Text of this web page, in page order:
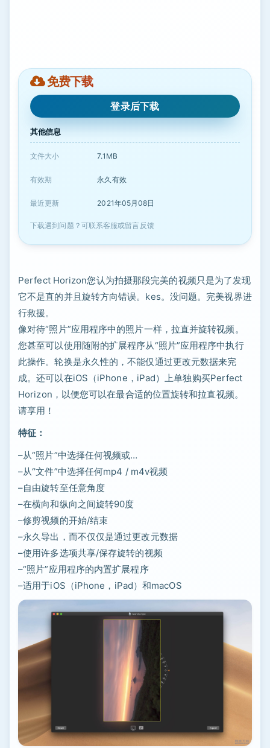
免费下载
登录后下载
其他信息
文件大小 7.1MB
有效期 永久有效
最近更新 2021年05月08日
下载遇到问题？可联系客服或留言反馈
Perfect Horizo​​n您认为拍摄那段完美的视频只是为了发现
它不是直的并且旋转方向错误。kes。没问题。完美视界进
行救援。
像对待“照片”应用程序中的照片一样，拉直并旋转视频。
您甚至可以使用随附的扩展程序从“照片”应用程序中执行
此操作。轮换是永久性的，不能仅通过更改元数据来完
成。还可以在iOS（iPhone，iPad）上单独购买Perfect
Horizo​​n，以便您可以在最合适的位置旋转和拉直视频。
请享用！
特征：
–从“照片”中选择任何视频或…
–从“文件”中选择任何mp4 / m4v视频
–自由旋转至任意角度
–在横向和纵向之间旋转90度
–修剪视频的开始/结束
–永久导出，而不仅仅是通过更改元数据
–使用许多选项共享/保存旋转的视频
–“照片”应用程序的内置扩展程序
–适用于iOS（iPhone，iPad）和macOS